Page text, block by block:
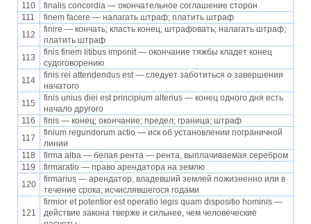
110
finalis concordia — окончательное соглашение сторон
111
finem facere — налагать штраф; платить штраф
112
finire — кончать; класть конец; штрафовать; налагать штраф;
платить штраф
113
finis finem litibus imponit — окончание тяжбы кладет конец
судоговорению
114
finis rei attendendus est — следует заботиться о завершении
начатого
115
finis unius diei est principium alterius — конец одного дня есть
начало другого
116
finis — конец; окончание; предел; граница; штраф
117
finium regundorum actio — иск об установлении пограничной
линии
118
firma alba — белая рента — рента, выплачиваемая серебром
119
firmaratio — право арендатора на землю
120
firmarius — арендатор, владевший землей пожизненно или в
течение срока, исчислявшегося годами
121
firmior et potentior est operatio legis quam dispositio hominis —
действие закона тверже и сильнее, чем человеческие